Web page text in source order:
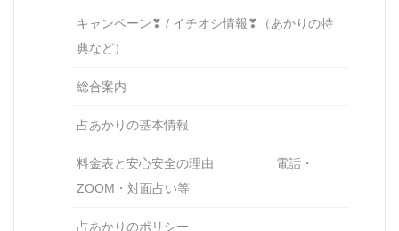
キャンペーン❣ / イチオシ情報❣（あかりの特
典など）
総合案内
占あかりの基本情報
料金表と安心安全の理由 電話・
ZOOM・対面占い等
占あかりのポリシー